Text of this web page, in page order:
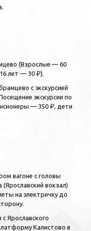
(Взрослые — 60
лет — 30 ₽).
с экскурсией
экскурсии по
— 350 ₽, дети
вагоне с головы
вокзал)
на электричку до
Ярославского
Калистово в